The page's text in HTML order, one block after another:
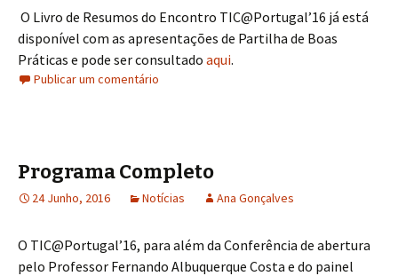
O Livro de Resumos do Encontro TIC@Portugal’16 já está
disponível com as apresentações de Partilha de Boas
Práticas e pode ser consultado aqui.
Publicar um comentário
Programa Completo
24 Junho, 2016 Notícias Ana Gonçalves
O TIC@Portugal’16, para além da Conferência de abertura
pelo Professor Fernando Albuquerque Costa e do painel